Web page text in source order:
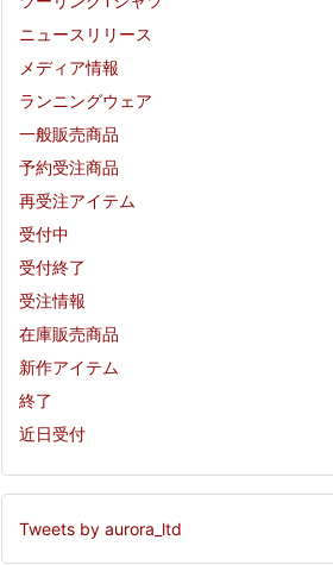
ニュースリリース
メディア情報
ランニングウェア
一般販売商品
予約受注商品
再受注アイテム
受付中
受付終了
受注情報
在庫販売商品
新作アイテム
終了
近日受付
Tweets by aurora_ltd